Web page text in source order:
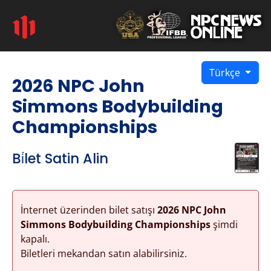
Türkçe
2026 NPC John
Simmons Bodybuilding
Championships
Bi̇let Satin Alin
İnternet üzerinden bilet satışı 2026 NPC John
Simmons Bodybuilding Championshipsşimdi
kapalı.
Biletleri mekandan satın alabilirsiniz.